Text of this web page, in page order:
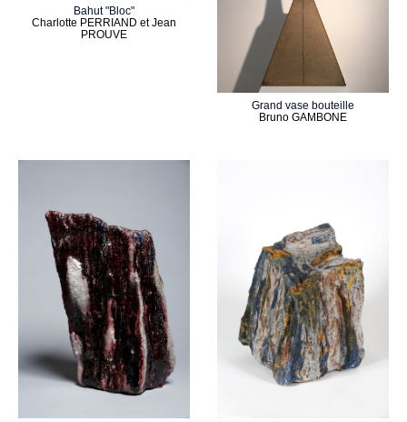
Bahut "Bloc"
Charlotte PERRIAND et Jean
PROUVE
Grand vase bouteille
Bruno GAMBONE